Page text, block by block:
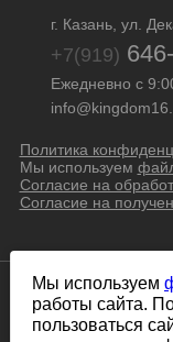
г. Казань, ул.
+7(919)
Ежедневно с
Политика
Мы используем
Согласие на
Согласие на
Строительная
© 2025 Все права
Мы используем
работы сайта.
пользоваться